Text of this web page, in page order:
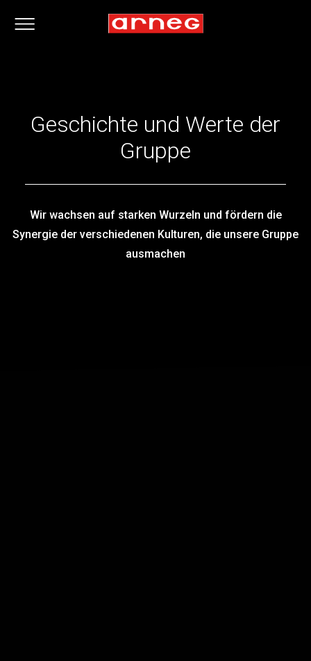
Geschichte und Werte der
Gruppe
Wir wachsen auf starken Wurzeln und fördern die
Synergie der verschiedenen Kulturen, die unsere Gruppe
ausmachen